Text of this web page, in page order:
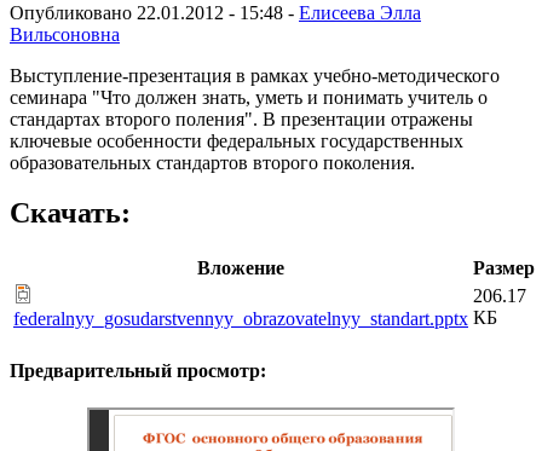
Опубликовано 22.01.2012 - 15:48 - Елисеева Элла
Вильсоновна
Выступление-презентация в рамках учебно-методического
семинара "Что должен знать, уметь и понимать учитель о
стандартах второго поления". В презентации отражены
ключевые особенности федеральных государственных
образовательных стандартов второго поколения.
Скачать:
Вложение Размер
federalnyy_gosudarstvennyy_obrazovatelnyy_standart.pptx
206.17
КБ
Предварительный просмотр: